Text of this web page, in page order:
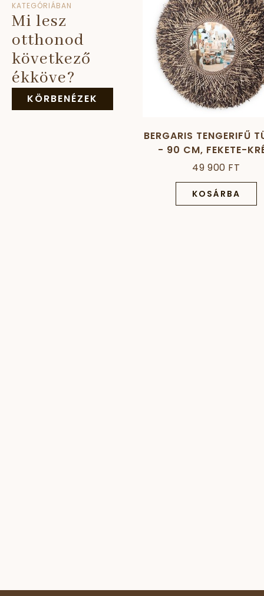
KATEGÓRIÁBAN
Mi lesz
otthonod
következő
ékköve?
KÖRBENÉZEK
BERGARIS TENGERIFŰ
- 90 CM, FEKETE-
49 900 FT
KOSÁRBA